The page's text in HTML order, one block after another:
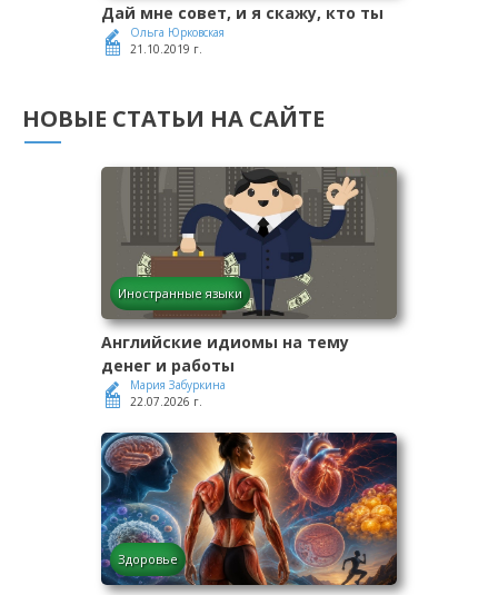
Дай мне совет, и я скажу, кто ты
Ольга Юрковская
21.10.2019 г.
НОВЫЕ СТАТЬИ НА САЙТЕ
Иностранные языки
Английские идиомы на тему
денег и работы
Мария Забуркина
22.07.2026 г.
Здоровье